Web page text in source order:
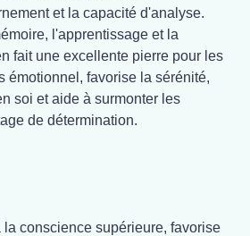
et la capacité d'analyse.
l'apprentissage et la
fait une excellente pierre pour les
émotionnel, favorise la sérénité,
soi et aide à surmonter les
de détermination.
conscience supérieure, favorise